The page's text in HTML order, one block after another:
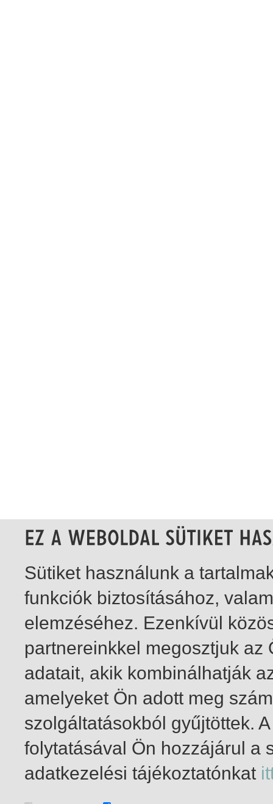
1-1 / total 1 hit
Sütiket használunk a
funkciók biztosításához,
elemzéséhez. Ezenkívül
partnereinkkel megosztjuk
adatait, akik kombinálhatják
amelyeket Ön adott meg
szolgáltatásokból gyűjtöttek.
folytatásával Ön hozzájárul a
adatkezelési tájékoztatónkat